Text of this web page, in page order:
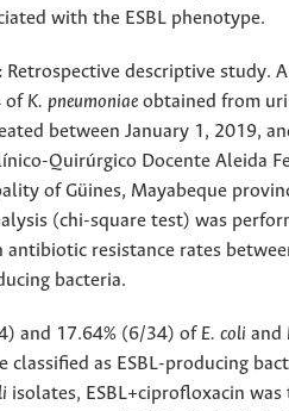
with the ESBL phenotype.
Retrospective descriptive study.
of K. pneumoniae obtained from
between January 1, 2019,
Quirúrgico Docente Aleida
of Güines, Mayabeque
(chi-square test) was
resistance rates
bacteria.
and 17.64% (6/34) of E. coli and
classified as ESBL-producing
isolates, ESBL+ciprofloxacin